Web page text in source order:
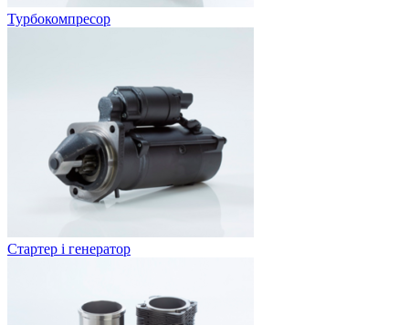
Турбокомпресор
Стартер і генератор